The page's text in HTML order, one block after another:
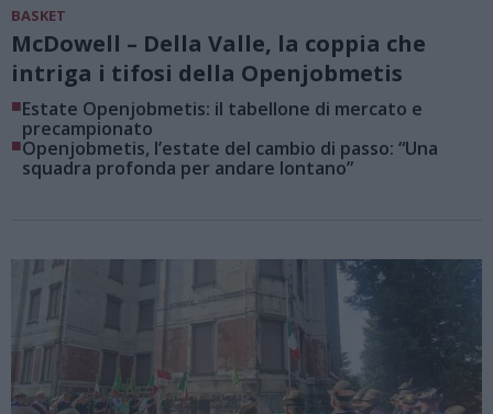
BASKET
McDowell – Della Valle, la coppia che
intriga i tifosi della Openjobmetis
■Estate Openjobmetis: il tabellone di mercato e
precampionato
■Openjobmetis, l’estate del cambio di passo: “Una
squadra profonda per andare lontano”